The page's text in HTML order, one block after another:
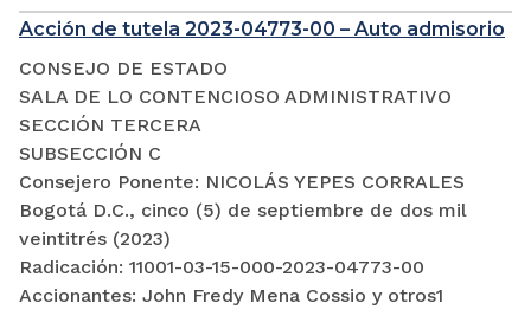
Acción de tutela 2023-04773-00 – Auto admisorio
CONSEJO DE ESTADO
SALA DE LO CONTENCIOSO ADMINISTRATIVO
SECCIÓN TERCERA
SUBSECCIÓN C
Consejero Ponente: NICOLÁS YEPES CORRALES
Bogotá D.C., cinco (5) de septiembre de dos mil
veintitrés (2023)
Radicación: 11001-03-15-000-2023-04773-00
Accionantes: John Fredy Mena Cossio y otros1